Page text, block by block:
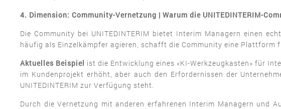
4. Dimension: Community-Vernetzung | Warum die UNITEDINTERIM-
Die Community bei UNITEDINTERIM bietet Interim Managern einen
häufig als Einzelkämpfer agieren, schafft die Community eine
Aktuelles Beispiel ist die Entwicklung eines «KI-Werkzeugkasten» für
im Kundenprojekt erhöht, aber auch den Erfordernissen der
UNITEDINTERIM zur Verfügung steht.
Durch die Vernetzung mit anderen erfahrenen Interim Managern und